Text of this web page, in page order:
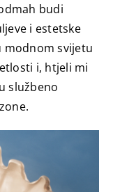
budi
i estetske
modnom svijetu
i, htjeli mi
službeno